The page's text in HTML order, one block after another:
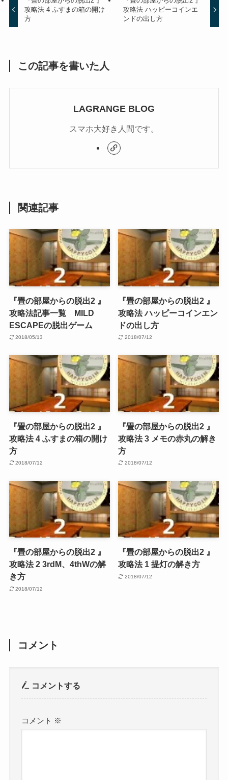
攻略法 4 ふすまの箱の開け
方
攻略法 ハッピーコインエ
ンドの出し方
この記事を書いた人
LAGRANGE BLOG
スマホ大好き人間です。
関連記事
『畳の部屋からの脱出2 』
攻略法記事一覧 MILD
ESCAPEの脱出ゲーム
2018/05/13
『畳の部屋からの脱出2 』
攻略法 ハッピーコインエン
ドの出し方
2018/07/12
『畳の部屋からの脱出2 』
攻略法 4 ふすまの箱の開け
方
2018/07/12
『畳の部屋からの脱出2 』
攻略法 3 メモの赤丸の解き
方
2018/07/12
『畳の部屋からの脱出2 』
攻略法 2 3rdM、4thWの解
き方
2018/07/12
『畳の部屋からの脱出2 』
攻略法 1 提灯の解き方
2018/07/12
コメント
コメントする
コメント ※